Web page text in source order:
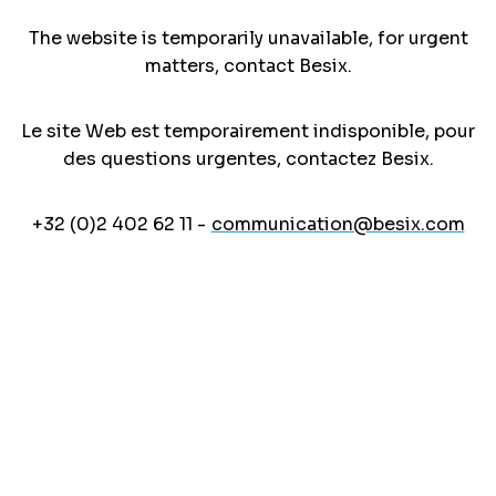
The website is temporarily unavailable, for urgent
matters, contact Besix.
Le site Web est temporairement indisponible, pour
des questions urgentes, contactez Besix.
+32 (0)2 402 62 11 - communication@besix.com